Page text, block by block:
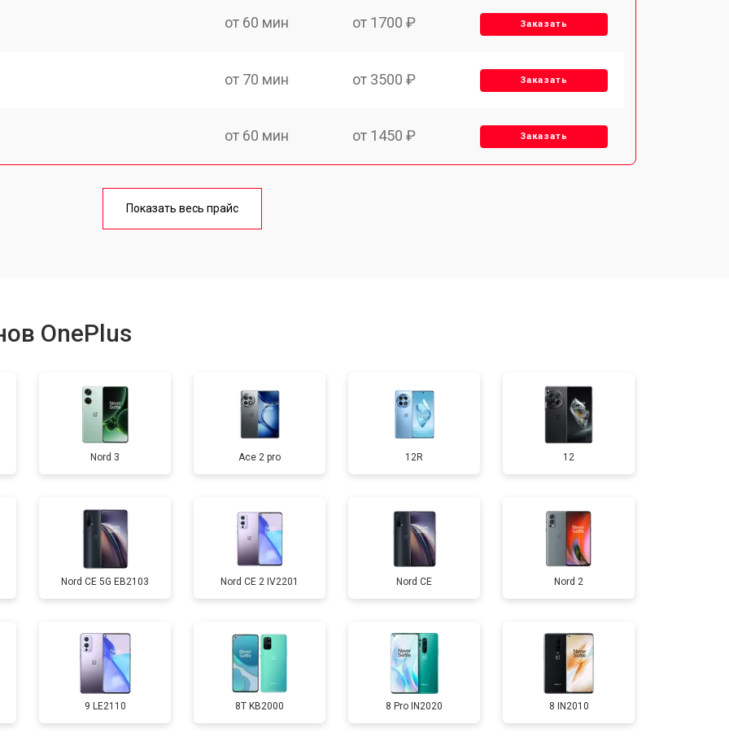
от 60 мин от 1700 ₽ Заказать
от 70 мин от 3500 ₽ Заказать
от 60 мин от 1450 ₽ Заказать
от 50 мин
от 80 мин от 2700 ₽ Заказать
от 40 мин от 950 ₽ Заказать
от 70 мин от 1750 ₽ Заказать
от 60 мин от 3200 ₽ Заказать
от 60 мин от 1400 ₽ Заказать
Показать весь прайс
OnePlus
Nord 3 Ace 2 pro 12R 12
Nord CE 5G EB2103 Nord CE 2 IV2201 Nord CE Nord 2
9 LE2110 8T KB2000 8 Pro IN2020 8 IN2010